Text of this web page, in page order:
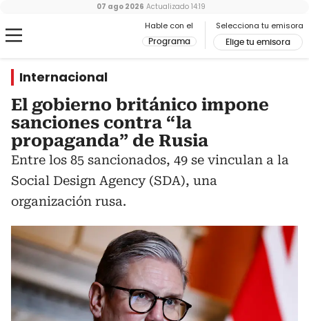
Hable con el
Programa
Selecciona tu emisora
Elige tu emisora
07 ago 2026 Actualizado 14:19
Internacional
El gobierno británico impone
sanciones contra “la
propaganda” de Rusia
Entre los 85 sancionados, 49 se vinculan a la
Social Design Agency (SDA), una
organización rusa.